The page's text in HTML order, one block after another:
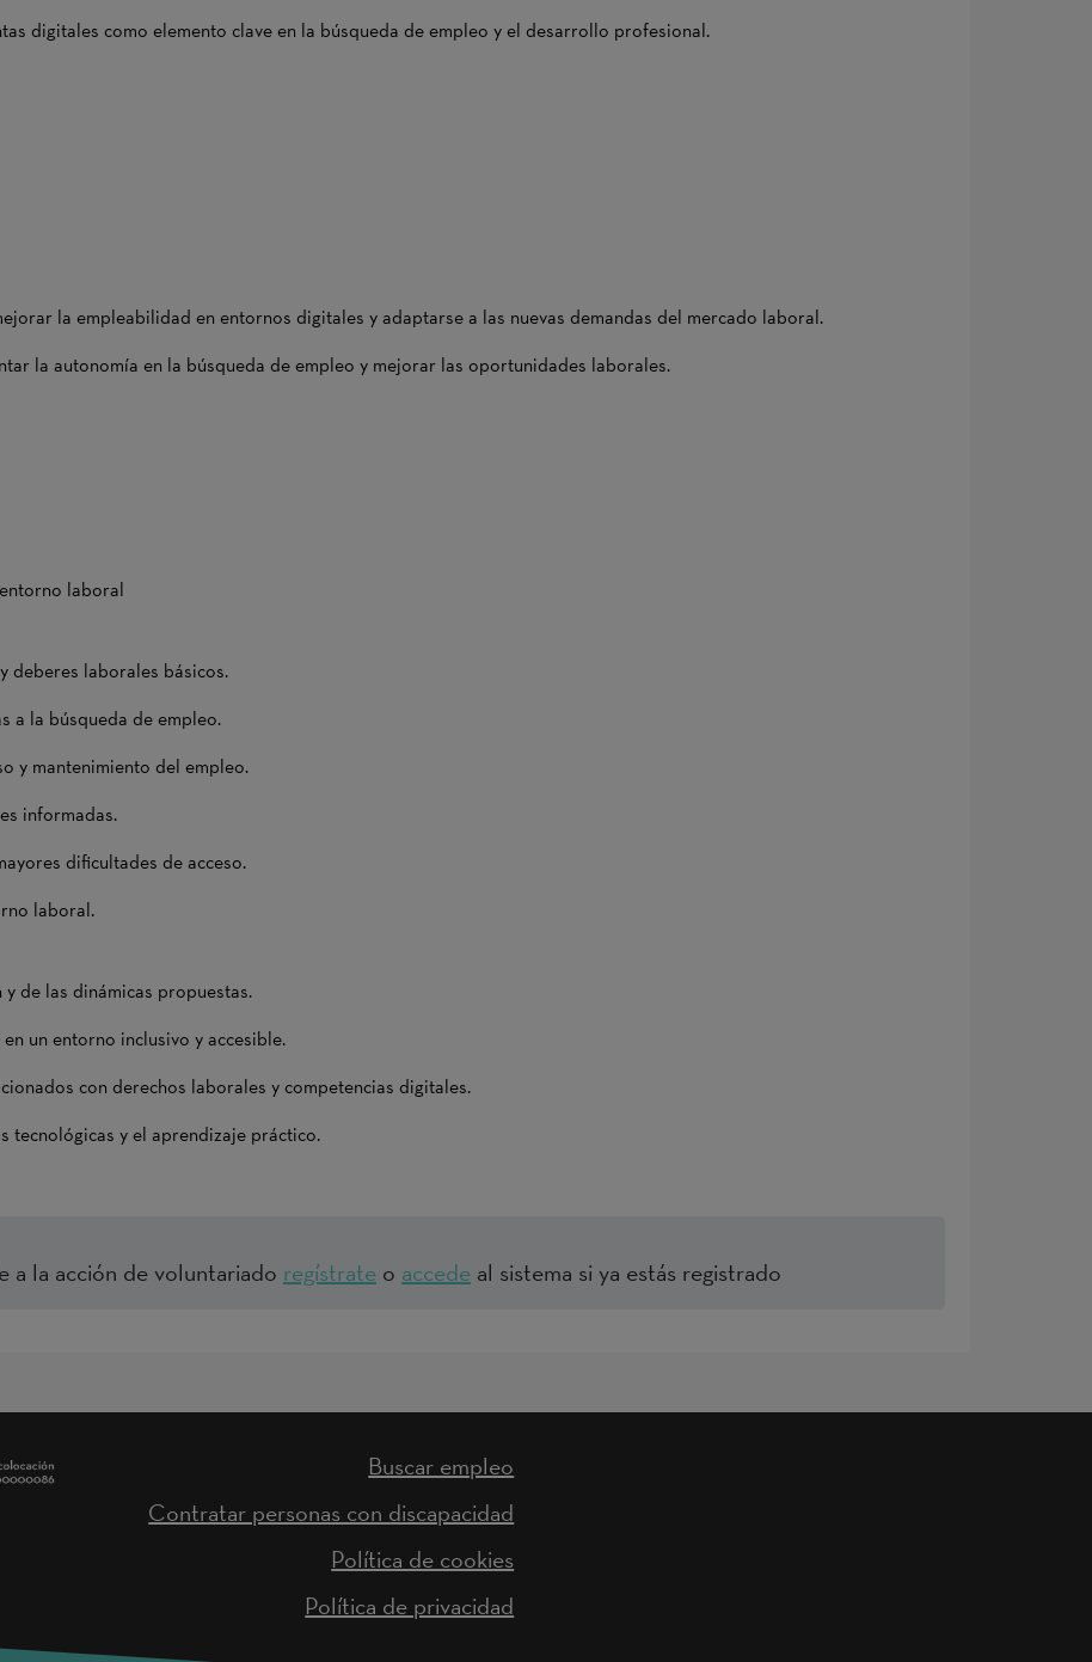
digitales como elemento clave en la búsqueda de empleo y el desarrollo profesional.
la empleabilidad en entornos digitales y adaptarse a las nuevas demandas del mercado laboral.
la autonomía en la búsqueda de empleo y mejorar las oportunidades laborales.
laboral
deberes laborales básicos.
a la búsqueda de empleo.
y mantenimiento del empleo.
informadas.
dificultades de acceso.
laboral.
de las dinámicas propuestas.
un entorno inclusivo y accesible.
con derechos laborales y competencias digitales.
tecnológicas y el aprendizaje práctico.
a la acción de voluntariado regístrate o accede al sistema si ya estás registrado
Buscar empleo
Contratar personas con discapacidad
Política de cookies
Política de privacidad